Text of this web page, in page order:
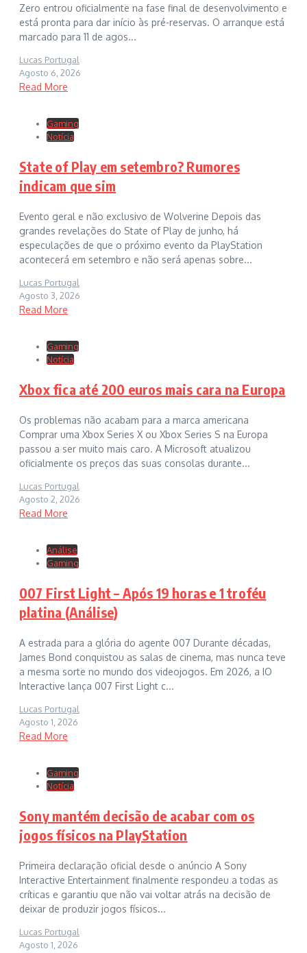
Zero entrou oficialmente na fase final de desenvolvimento e
está pronta para dar início às pré-reservas. O arranque está
marcado para 11 de agos...
Lucas Portugal
Agosto 6, 2026
Read More
Gaming
Notícia
State of Play em setembro? Rumores
indicam que sim
Evento geral e não exclusivo de Wolverine Depois das
grandes revelações do State of Play de junho, há
especulações de que o próximo evento da PlayStation
acontecerá em setembro e não será apenas sobre...
Lucas Portugal
Agosto 3, 2026
Read More
Gaming
Notícia
Xbox fica até 200 euros mais cara na Europa
Os problemas não acabam para a marca americana
Comprar uma Xbox Series X ou Xbox Series S na Europa
passou a ser muito mais caro. A Microsoft atualizou
oficialmente os preços das suas consolas durante...
Lucas Portugal
Agosto 2, 2026
Read More
Análise
Gaming
007 First Light – Após 19 horas e 1 troféu
platina (Análise)
A estrada para a glória do agente 007 Durante décadas,
James Bond conquistou as salas de cinema, mas nunca teve
a mesma sorte no mundo dos videojogos. Em 2026, a IO
Interactive lança 007 First Light c...
Lucas Portugal
Agosto 1, 2026
Read More
Gaming
Notícia
Sony mantém decisão de acabar com os
jogos físicos na PlayStation
Primeira declaração oficial desde o anúncio A Sony
Interactive Entertainment finalmente respondeu a todas as
críticas e garantiu que não vai voltar atrás na decisão de
deixar de produzir jogos físicos...
Lucas Portugal
Agosto 1, 2026